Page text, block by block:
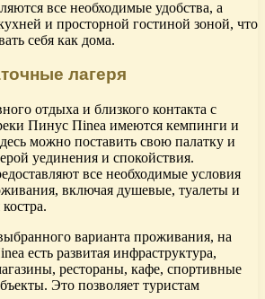
все необходимые удобства, а
и просторной гостиной зоной, что
себя как дома.
лагеря
отдыха и близкого контакта с
Пинус Пinea имеются кемпинги и
можно поставить свою палатку и
уединения и спокойствия.
все необходимые условия
включая душевые, туалеты и
варианта проживания, на
есть развитая инфраструктура,
рестораны, кафе, спортивные
Это позволяет туристам